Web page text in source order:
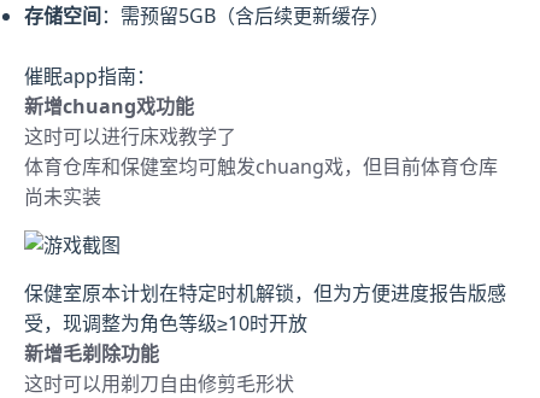
​存储空间​​：需预留5GB（含后续更新缓存）
催眠app指南：
新增chuang戏功能
这时可以进行床戏教学了
体育仓库和保健室均可触发chuang戏，但目前体育仓库
尚未实装
保健室原本计划在特定时机解锁，但为方便进度报告版感
受，现调整为角色等级≥10时开放
新增毛剃除功能
这时可以用剃刀自由修剪毛形状